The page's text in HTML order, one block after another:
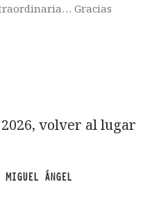
Gracias
volver al lugar
MIGUEL ÁNGEL